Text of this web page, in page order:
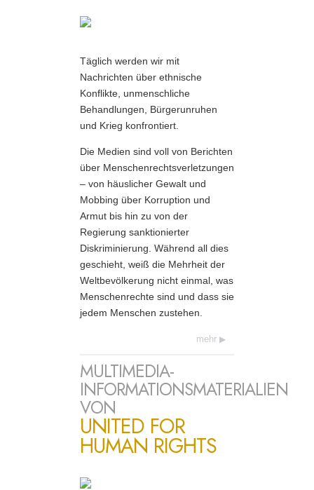
Täglich werden wir mit
Nachrichten über ethnische
Konflikte, unmenschliche
Behandlungen, Bürgerunruhen
und Krieg konfrontiert.
Die Medien sind voll von Berichten
über Menschenrechtsverletzungen
– von häuslicher Gewalt und
Mobbing über Korruption und
Armut bis hin zu von der
Regierung sanktionierter
Diskriminierung. Während all dies
geschieht, weiß die Mehrheit der
Weltbevölkerung nicht einmal, was
Menschenrechte sind und dass sie
jedem Menschen zustehen.
mehr
MULTIMEDIA-
INFORMATIONSMATERIALIEN
VON
UNITED FOR
HUMAN RIGHTS